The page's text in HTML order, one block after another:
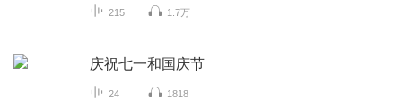
215 1.7万
庆祝七一和国庆节
24 1818